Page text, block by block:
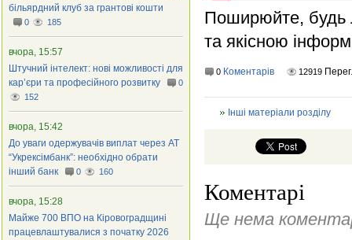
Поширюйте, будь
та якісною
0 Коментарів 12919
Інші матеріали розділу
Коментарі
Ще нема
більярдний клуб за грантові кошти
0 185
вчора, 15:57
Штучний інтелект: нові можливості для
кар’єри та професійного розвитку
0
152
вчора, 15:42
До уваги одержувачів виплат через АТ
“Укрексімбанк”: необхідно обрати
інший банк
0 160
вчора, 15:28
Майже 700 ВПО на Кіровоградщині
працевлаштувалися з початку 2026